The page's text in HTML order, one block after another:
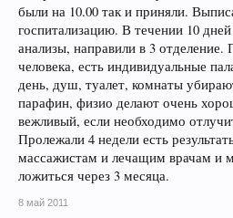
были на 10.00 так и приняли.
госпитализацию. В течении 10
анализы, направили в 3 отделение.
человека, есть индивидуальные
день, душ, туалет, комнаты
парафин, физио делают очень
вежливый, если необходимо
Пролежали 4 недели есть
массажистам и лечащим врачам и
ложиться через 3 месяца.
8 май 2011